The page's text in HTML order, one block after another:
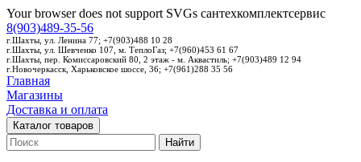
Your browser does not support SVGs сантехкомплектсервис
8(903)489-35-56
г.Шахты, ул. Ленина 77; +7(903)488 10 28
г.Шахты, ул. Шевченко 107, м. ТеплоГаз; +7(960)453 61 67
г.Шахты, пер. Комиссаровский 80, 2 этаж - м. Аквастиль; +7(903)489 12 94
г.Новочеркасск, Харьковское шоссе, 36; +7(961)288 35 56
Главная
Магазины
Доставка и оплата
Каталог товаров
Найти